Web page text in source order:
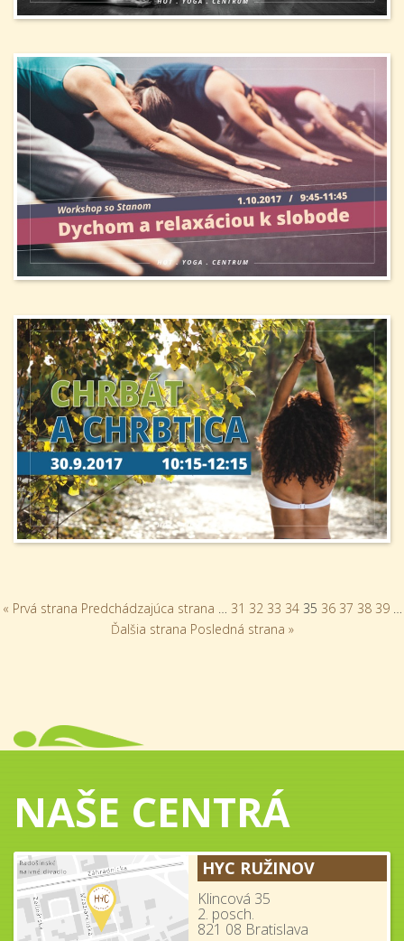
« Prvá strana Predchádzajúca strana … 31 32 33 34 35 36 37 38 39 …
Ďalšia strana Posledná strana »
NAŠE CENTRÁ
HYC RUŽINOV
Klincová 35
2. posch.
821 08 Bratislava